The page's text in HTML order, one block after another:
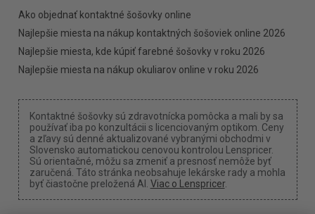
Ako objednať kontaktné šošovky online
Najlepšie miesta na nákup kontaktných šošoviek online 2026
Najlepšie miesta, kde kúpiť farebné šošovky v roku 2026
Najlepšie miesta na nákup okuliarov online v roku 2026
Kontaktné šošovky sú zdravotnícka pomôcka a mali by sa
používať iba po konzultácii s licenciovaným optikom. Ceny
a zľavy sú denné aktualizované vybranými obchodmi v
Slovensko automatickou cenovou kontrolou Lenspricer.
Sú orientačné, môžu sa zmeniť a presnosť nemôže byť
zaručená. Táto stránka neobsahuje lekárske rady a mohla
byť čiastočne preložená AI. Viac o Lenspricer.